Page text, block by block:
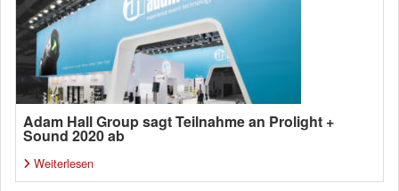
Adam Hall Group sagt Teilnahme an Prolight +
Sound 2020 ab
Weiterlesen